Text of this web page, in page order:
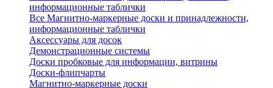
информационные таблички
Все Магнитно-маркерные доски и принадлежности,
информационные таблички
Аксессуары для досок
Демонстрационные системы
Доски пробковые для информации, витрины
Доски-флипчарты
Магнитно-маркерные доски